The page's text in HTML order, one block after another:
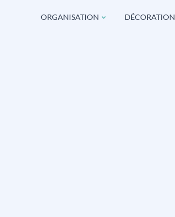
ORGANISATION DÉCORATION